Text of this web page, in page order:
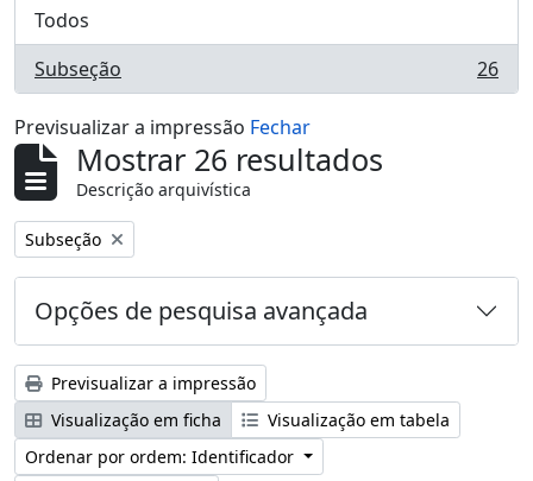
Todos
Subseção
, 26 resultados 26
Previsualizar a impressão Fechar
Mostrar 26 resultados
Descrição arquivística
Remover filtro:
Subseção
Opções de pesquisa avançada
Previsualizar a impressão
Visualização em ficha
Visualização em tabela
Ordenar por ordem: Identificador